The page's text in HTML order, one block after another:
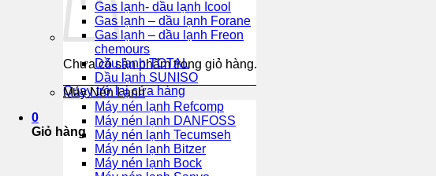
Chưa có sản phẩm trong giỏ hàng.
Quay trở lại cửa hàng
0
Giỏ hàng
Gas lạnh- dầu lạnh Icool
Gas lạnh – dầu lạnh Forane
Gas lạnh – dầu lạnh Freon
chemours
Dầu lạnh TOTAL
Dầu lạnh SUNISO
Máy Nén Lạnh
Máy nén lạnh Refcomp
Máy nén lạnh DANFOSS
Máy nén lạnh Tecumseh
Máy nén lạnh Bitzer
Máy nén lạnh Bock